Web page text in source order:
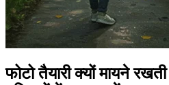
फोटो तैयारी क्यों मायने